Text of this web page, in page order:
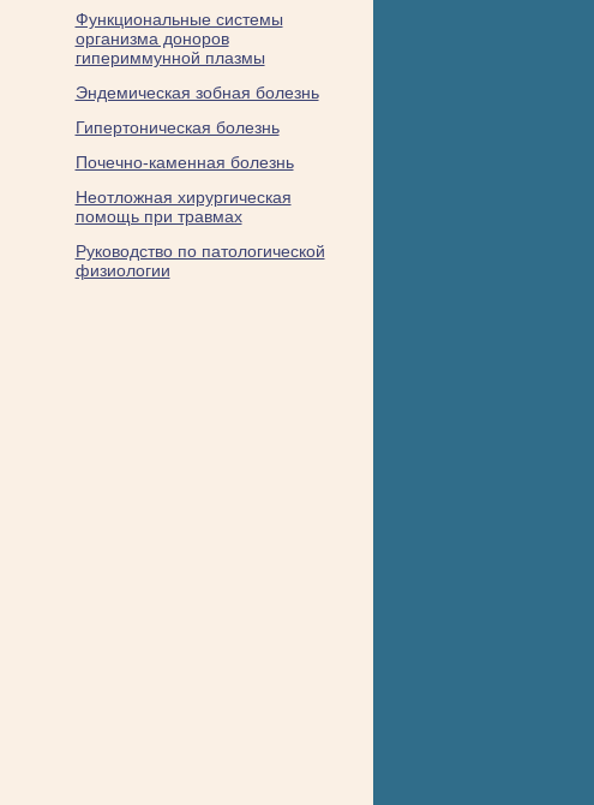
Функциональные системы
организма доноров
гипериммунной плазмы
Эндемическая зобная болезнь
Гипертоническая болезнь
Почечно-каменная болезнь
Неотложная хирургическая
помощь при травмах
Руководство по патологической
физиологии